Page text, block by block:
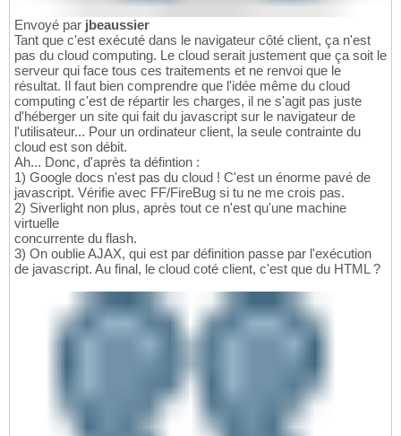
Envoyé par jbeaussier
Tant que c'est exécuté dans le navigateur côté client, ça n'est
pas du cloud computing. Le cloud serait justement que ça soit le
serveur qui face tous ces traitements et ne renvoi que le
résultat. Il faut bien comprendre que l'idée même du cloud
computing c'est de répartir les charges, il ne s'agit pas juste
d'héberger un site qui fait du javascript sur le navigateur de
l'utilisateur... Pour un ordinateur client, la seule contrainte du
cloud est son débit.
Ah... Donc, d'après ta défintion :
1) Google docs n'est pas du cloud ! C'est un énorme pavé de
javascript. Vérifie avec FF/FireBug si tu ne me crois pas.
2) Siverlight non plus, après tout ce n'est qu'une machine
virtuelle
concurrente du flash.
3) On oublie AJAX, qui est par définition passe par l'exécution
de javascript. Au final, le cloud coté client, c'est que du HTML ?